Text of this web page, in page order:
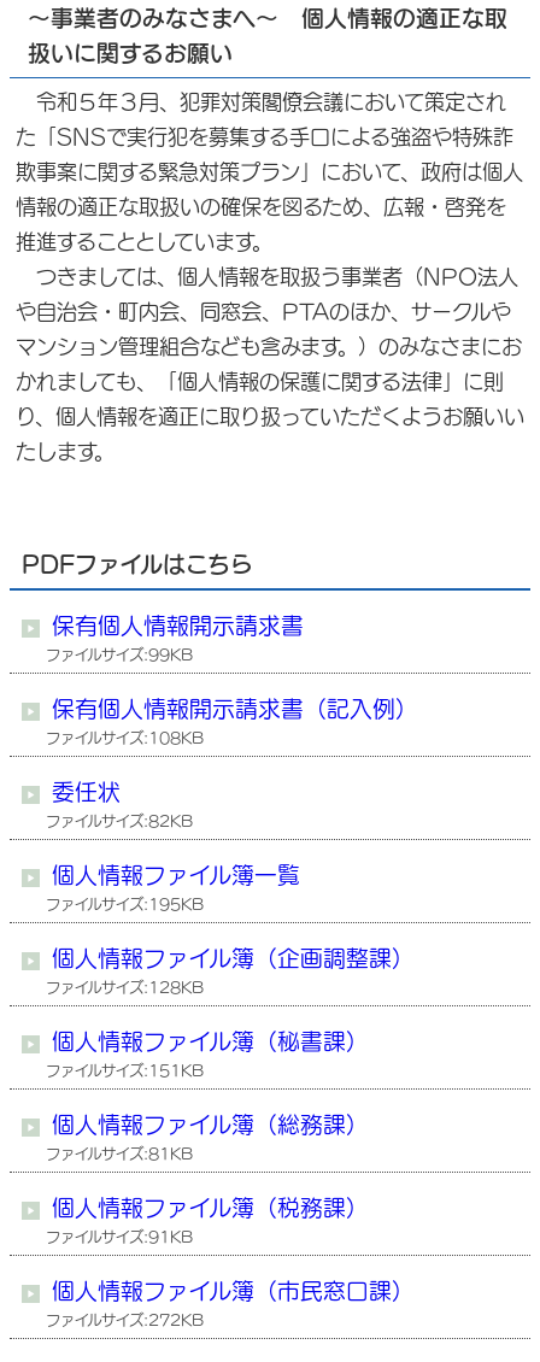
～事業者のみなさまへ～ 個人情報の適正な取
扱いに関するお願い
令和５年３月、犯罪対策閣僚会議において策定され
た「SNSで実行犯を募集する手口による強盗や特殊詐
欺事案に関する緊急対策プラン」において、政府は個人
情報の適正な取扱いの確保を図るため、広報・啓発を
推進することとしています。
つきましては、個人情報を取扱う事業者（NPO法人
や自治会・町内会、同窓会、PTAのほか、サークルや
マンション管理組合なども含みます。）のみなさまにお
かれましても、「個人情報の保護に関する法律」に則
り、個人情報を適正に取り扱っていただくようお願いい
たします。
PDFファイルはこちら
保有個人情報開示請求書
ファイルサイズ:99KB
保有個人情報開示請求書（記入例）
ファイルサイズ:108KB
委任状
ファイルサイズ:82KB
個人情報ファイル簿一覧
ファイルサイズ:195KB
個人情報ファイル簿（企画調整課）
ファイルサイズ:128KB
個人情報ファイル簿（秘書課）
ファイルサイズ:151KB
個人情報ファイル簿（総務課）
ファイルサイズ:81KB
個人情報ファイル簿（税務課）
ファイルサイズ:91KB
個人情報ファイル簿（市民窓口課）
ファイルサイズ:272KB